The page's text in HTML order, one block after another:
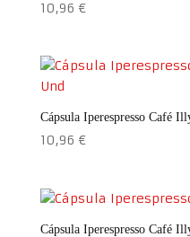
10,96 €
Cápsula Iperespresso Café
10,96 €
Cápsula Iperespresso Café